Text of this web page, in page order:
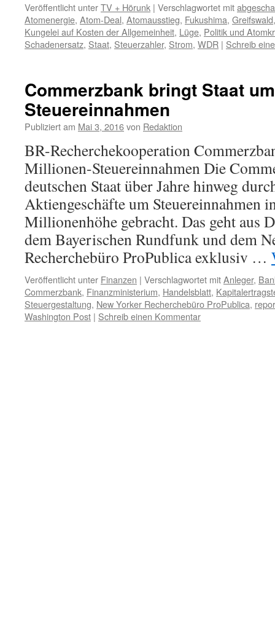
Veröffentlicht unterTV + Hörunk | Verschlagwortet mit
Atomenergie, Atom-Deal, Atomausstieg, Fukushima, Greifswald
Kungelei auf Kosten der Allgemeinheit, Lüge, Politik und
Schadenersatz, Staat, Steuerzahler, Strom, WDR | Schreib
Commerzbank bringt Staat
Steuereinnahmen
Publiziert am Mai 3, 2016von Redaktion
BR-Recherchekooperation
Millionen-Steuereinnahmen Die
deutschen Staat über Jahre hinweg
Aktiengeschäfte um Steuereinnahmen
Millionenhöhe gebracht. Das geht aus
dem Bayerischen Rundfunk und dem
Recherchebüro ProPublica exklusiv …
Veröffentlicht unter Finanzen | Verschlagwortet mitAnleger,
Commerzbank, Finanzministerium, Handelsblatt,
Steuergestaltung, New Yorker Recherchebüro ProPublica,
Washington Post | Schreib einen Kommentar